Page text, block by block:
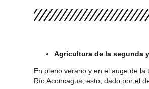
Agricultura de la segunda
En pleno verano y en el auge de
Río Aconcagua; esto, dado por el